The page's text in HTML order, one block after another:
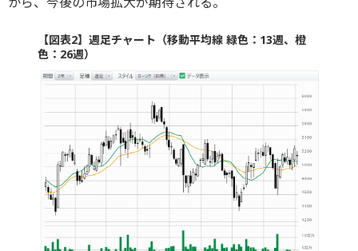
【図表2】週足チャート（移動平均線 緑色：13週、橙
色：26週）